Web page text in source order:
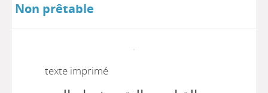
Non prêtable
texte imprimé